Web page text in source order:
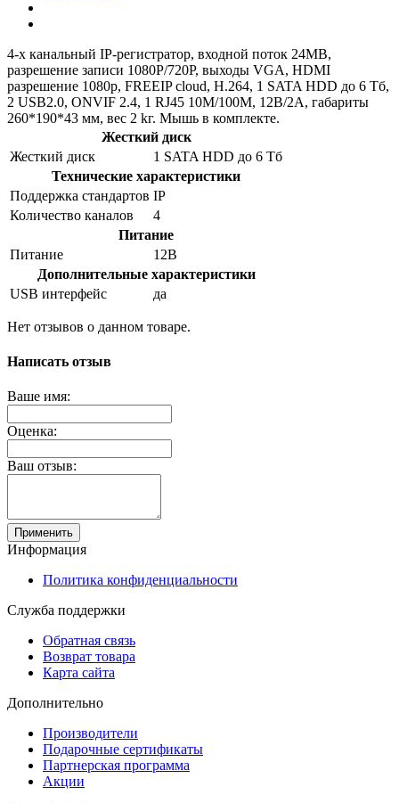
4-х канальный IP-регистратор, входной поток 24MB,
разрешение записи 1080P/720P, выходы VGA, HDMI
разрешение 1080р, FREEIP cloud, H.264, 1 SATA HDD до 6 Тб,
2 USB2.0, ONVIF 2.4, 1 RJ45 10M/100M, 12B/2А, габариты
260*190*43 мм, вес 2 kг. Мышь в комплекте.
Жесткий диск
Жесткий диск
1 SATA HDD до 6 Тб
Технические характеристики
Поддержка стандартов IP
Количество каналов
4
Питание
Питание
12B
Дополнительные характеристики
USB интерфейс
да
Нет отзывов о данном товаре.
Написать отзыв
Ваше имя:
Оценка:
Ваш отзыв:
Применить
Информация
Политика конфиденциальности
Служба поддержки
Обратная связь
Возврат товара
Карта сайта
Дополнительно
Производители
Подарочные сертификаты
Партнерская программа
Акции